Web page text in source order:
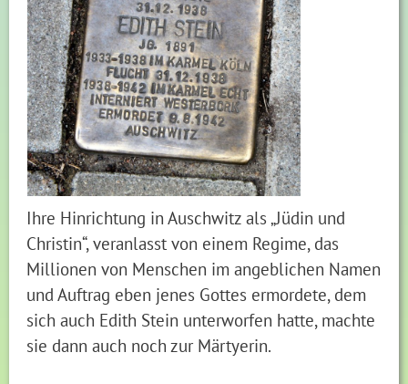
Ihre Hinrichtung in Auschwitz als „Jüdin und
Christin“, veranlasst von einem Regime, das
Millionen von Menschen im angeblichen Namen
und Auftrag eben jenes Gottes ermordete, dem
sich auch Edith Stein unterworfen hatte, machte
sie dann auch noch zur Märtyerin.